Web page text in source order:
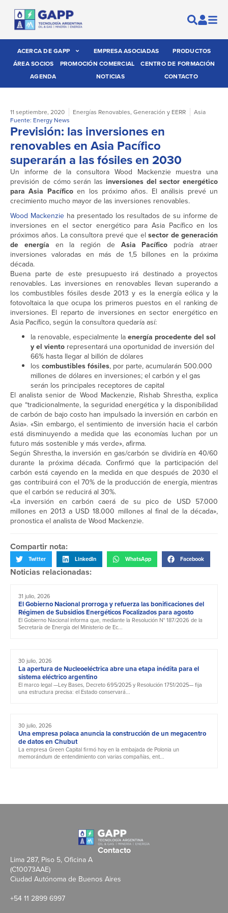
ACERCA DE GAPP EMPRESA ASOCIADAS
PRODUCTOS
ÁREA SOCIOS
PROMOCIÓN COMERCIAL
CENTRO DE FORMACIÓN
AGENDA
NOTICIAS CONTACTO
11 septiembre, 2020 Energías Renovables, Generación y EERR
Asia
Fuente: Energy News
Previsión: las inversiones en
renovables en Asia Pacífico
superarán a las fósiles en 2030
Un informe de la consultora Wood Mackenzie muestra una
previsión de cómo serán las inversiones del sector energético
para Asia Pacíficoen los próximo años. El análisis prevé un
crecimiento mucho mayor de las inversiones renovables.
Wood Mackenzieha presentado los resultados de su informe de
inversiones en el sector energético para Asia Pacífico en los
próximos años. La consultora prevé que elsector de generación
de energía en la región de Asia Pacífico podría atraer
inversiones valoradas en más de 1,5 billones en la próxima
década.
Buena parte de este presupuesto irá destinado a proyectos
renovables. Las inversiones en renovables llevan superando a
los combustibles fósiles desde 2013 y es la energía eólica y la
fotovoltaica la que ocupa los primeros puestos en el ranking de
inversiones. El reparto de inversiones en sector energético en
Asia Pacífico, según la consultora quedaría así:
la renovable, especialmente la energía procedente del sol
y el viento representará una oportunidad de inversión del
66% hasta llegar al billón de dólares
los combustibles fósiles, por parte, acumularán 500.000
millones de dólares en inversiones; el carbón y el gas
serán los principales receptores de capital
El analista senior de Wood Mackenzie, Rishab Shrestha, explica
que “tradicionalmente, la seguridad energética y la disponibilidad
de carbón de bajo costo han impulsado la inversión en carbón en
Asia». «Sin embargo, el sentimiento de inversión hacia el carbón
está disminuyendo a medida que las economías luchan por un
futuro más sostenible y más verde», afirma.
Según Shrestha, la inversión en gas/carbón se dividiría en 40/60
durante la próxima década. Confirmó que la participación del
carbón está cayendo en la medida en que después de 2030 el
gas contribuirá con el 70% de la producción de energía, mientras
que el carbón se reducirá al 30%.
«La inversión en carbón caerá de su pico de USD 57.000
millones en 2013 a USD 18.000 millones al final de la década»,
pronostica el analista de Wood Mackenzie.
Compartir nota:
Twitter LinkedIn WhatsApp Facebook
Noticias relacionadas:
31 julio, 2026
El Gobierno Nacional prorroga y refuerza las bonificaciones del
Régimen de Subsidios Energéticos Focalizados para agosto
El Gobierno Nacional informa que, mediante la Resolución N° 187/2026 de la
Secretaría de Energía del Ministerio de Ec...
30 julio, 2026
La apertura de Nucleoeléctrica abre una etapa inédita para el
sistema eléctrico argentino
El marco legal —Ley Bases, Decreto 695/2025 y Resolución 1751/2025— fija
una estructura precisa: el Estado conservará...
30 julio, 2026
Una empresa polaca anuncia la construcción de un megacentro
de datos en Chubut
La empresa Green Capital firmó hoy en la embajada de Polonia un
memorándum de entendimiento con varias compañías, ent...
Contacto
Lima 287, Piso 5, Oficina A
(C10073AAE)
Ciudad Autónoma de Buenos Aires
+54 11 2899 6997